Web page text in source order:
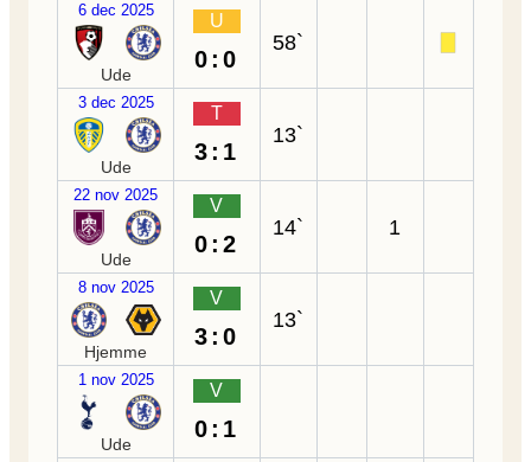
6 dec 2025
Ude
U
0:0
58`
3 dec 2025
Ude
T
3:1
13`
22 nov 2025
Ude
V
0:2
14` 1
8 nov 2025
Hjemme
V
3:0
13`
1 nov 2025
Ude
V
0:1